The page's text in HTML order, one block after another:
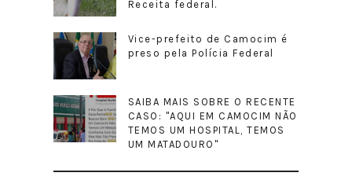
Receita federal.
Vice-prefeito de Camocim é
preso pela Polícia Federal
SAIBA MAIS SOBRE O RECENTE
CASO: "AQUI EM CAMOCIM NÃO
TEMOS UM HOSPITAL, TEMOS
UM MATADOURO"